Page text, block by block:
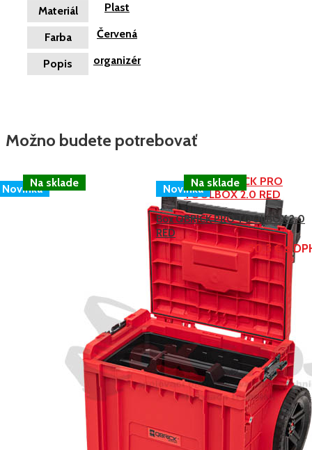
Materiál Plast
Farba Červená
Popis organizér
Možno budete potrebovať
Novinka Novinka
Box QBRICK PRO TOOLBOX 2.0
RED
30,3 € s